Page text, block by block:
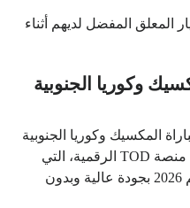
المعلق المفضل لديهم أثناء
وكوريا الجنوبية
المكسيك وكوريا الجنوبية
بث مباشر عبر الإنترنت من خلال منصة TOD الرقمية، التي
تتيح مشاهدة مباريات كأس العالم 2026 بجودة عالية وبدون